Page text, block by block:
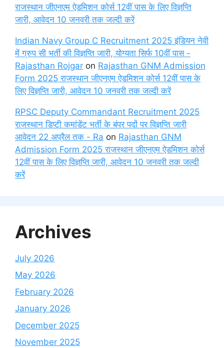
राजस्थान जीएनएम ऐडमिशन कोर्स 12वीं पास के लिए विज्ञप्ति
जारी, आवेदन 10 जनवरी तक जल्दी करें
Indian Navy Group C Recruitment 2025 इंडियन नेवी
में ग्रुप सी भर्ती की विज्ञप्ति जारी, योग्यता सिर्फ 10वीं पास -
Rajasthan Rojgar on Rajasthan GNM Admission
Form 2025 राजस्थान जीएनएम ऐडमिशन कोर्स 12वीं पास के
लिए विज्ञप्ति जारी, आवेदन 10 जनवरी तक जल्दी करें
RPSC Deputy Commandant Recruitment 2025
राजस्थान डिप्टी कमांडेंट भर्ती के बंपर पदों पर विज्ञप्ति जारी
आवेदन 22 अप्रैल तक - Ra on Rajasthan GNM
Admission Form 2025 राजस्थान जीएनएम ऐडमिशन कोर्स
12वीं पास के लिए विज्ञप्ति जारी, आवेदन 10 जनवरी तक जल्दी
करें
Archives
July 2026
May 2026
February 2026
January 2026
December 2025
November 2025